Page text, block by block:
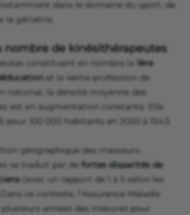
dans le domaine du sport, de
la gériatrie.
nombre de kinésithérapeutes
constituent en nombre la 1ère
et la 4ème profession de
national, la densité moyenne des
est en augmentation constante. Elle
pour 100 000 habitants en 2020 à 154,5
géographique des masseurs-
se traduit par de fortes disparités de
(avec un rapport de 1 à 5 selon les
ce contexte, l’Assurance Maladie
années des mesures pour